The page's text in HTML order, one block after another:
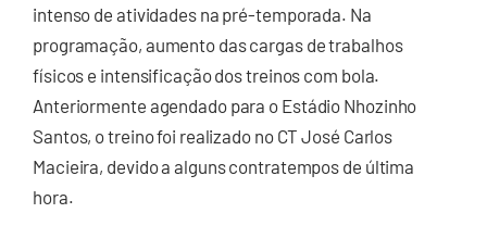
intenso de atividades na pré-temporada. Na
programação, aumento das cargas de trabalhos
físicos e intensificação dos treinos com bola.
Anteriormente agendado para o Estádio Nhozinho
Santos, o treino foi realizado no CT José Carlos
Macieira, devido a alguns contratempos de última
hora.